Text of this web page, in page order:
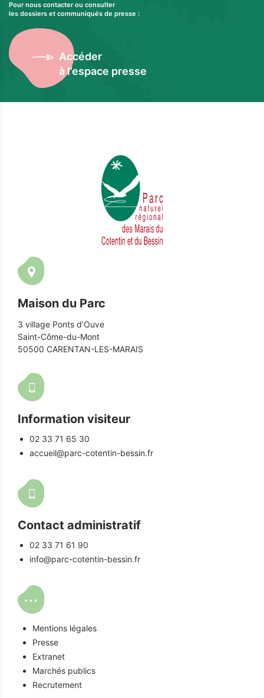
Pour nous contacter ou consulter
les dossiers et communiqués de presse :
Accéder
à l’espace presse
Maison du Parc
3 village Ponts d’Ouve
Saint-Côme-du-Mont
50500 CARENTAN-LES-MARAIS
Information visiteur
02 33 71 65 30
accueil@parc-cotentin-bessin.fr
Contact administratif
02 33 71 61 90
info@parc-cotentin-bessin.fr
Mentions légales
Presse
Extranet
Marchés publics
Recrutement